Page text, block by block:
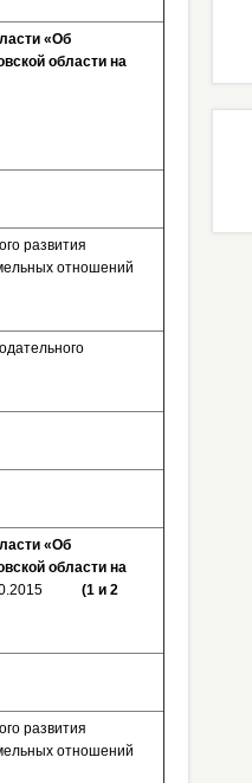
«Об
области на
развития
отношений
«Об
области на
(1 и 2
развития
отношений